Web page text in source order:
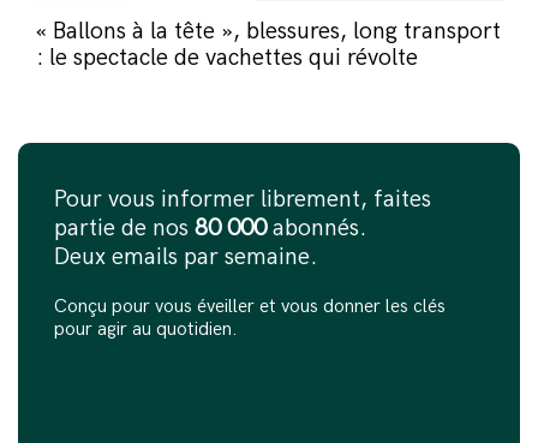
« Ballons à la tête », blessures, long transport
: le spectacle de vachettes qui révolte
Pour vous informer librement, faites
partie de nos 80 000abonnés.
Deux emails par semaine.
Conçu pour vous éveiller et vous donner les clés
pour agir au quotidien.